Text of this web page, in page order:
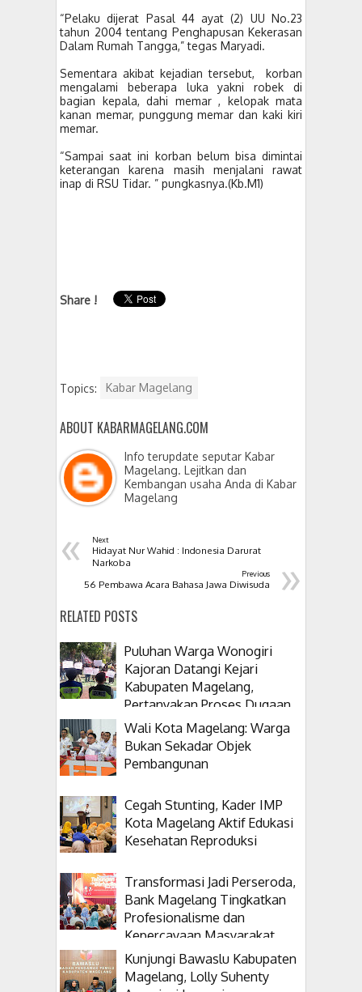
“Pelaku dijerat Pasal 44 ayat (2) UU No.23
tahun 2004 tentang Penghapusan Kekerasan
Dalam Rumah Tangga,” tegas Maryadi.
Sementara akibat kejadian tersebut, korban
mengalami beberapa luka yakni robek di
bagian kepala, dahi memar , kelopak mata
kanan memar, punggung memar dan kaki kiri
memar.
“Sampai saat ini korban belum bisa dimintai
keterangan karena masih menjalani rawat
inap di RSU Tidar. ” pungkasnya.(Kb.M1)
Share !
Topics: Kabar Magelang
ABOUT KABARMAGELANG.COM
Info terupdate seputar Kabar
Magelang. Lejitkan dan
Kembangan usaha Anda di Kabar
Magelang
« Next
Hidayat Nur Wahid : Indonesia Darurat
Narkoba
»
Previous
56 Pembawa Acara Bahasa Jawa Diwisuda
RELATED POSTS
Puluhan Warga Wonogiri
Kajoran Datangi Kejari
Kabupaten Magelang,
Pertanyakan Proses Dugaan
Korupsi Kepala Desanya
Wali Kota Magelang: Warga
Bukan Sekadar Objek
Pembangunan
Cegah Stunting, Kader IMP
Kota Magelang Aktif Edukasi
Kesehatan Reproduksi
Transformasi Jadi Perseroda,
Bank Magelang Tingkatkan
Profesionalisme dan
Kepercayaan Masyarakat
Kunjungi Bawaslu Kabupaten
Magelang, Lolly Suhenty